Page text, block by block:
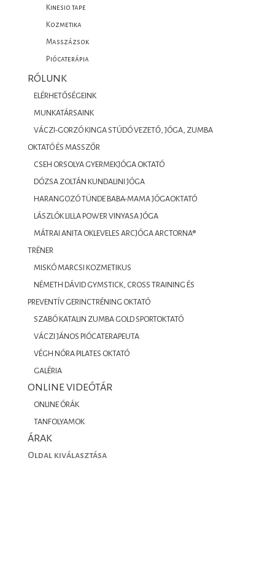
Kinesio tape
Kozmetika
Masszázsok
Piócaterápia
RÓLUNK
ELÉRHETŐSÉGEINK
MUNKATÁRSAINK
VÁCZI-GORZÓ KINGA STÚDÓ VEZETŐ, JÓGA, ZUMBA
OKTATÓ ÉS MASSZŐR
CSEH ORSOLYA GYERMEKJÓGA OKTATÓ
DÓZSA ZOLTÁN KUNDALINI JÓGA
HARANGOZÓ TÜNDE BABA-MAMA JÓGAOKTATÓ
LÁSZLÓK LILLA POWER VINYASA JÓGA
MÁTRAI ANITA OKLEVELES ARCJÓGA ARCTORNA®
TRÉNER
MISKÓ MARCSI KOZMETIKUS
NÉMETH DÁVID GYMSTICK, CROSS TRAINING ÉS
PREVENTÍV GERINCTRÉNING OKTATÓ
SZABÓ KATALIN ZUMBA GOLD SPORTOKTATÓ
VÁCZI JÁNOS PIÓCATERAPEUTA
VÉGH NÓRA PILATES OKTATÓ
GALÉRIA
ONLINE VIDEÓTÁR
ONLINE ÓRÁK
TANFOLYAMOK
ÁRAK
Oldal kiválasztása